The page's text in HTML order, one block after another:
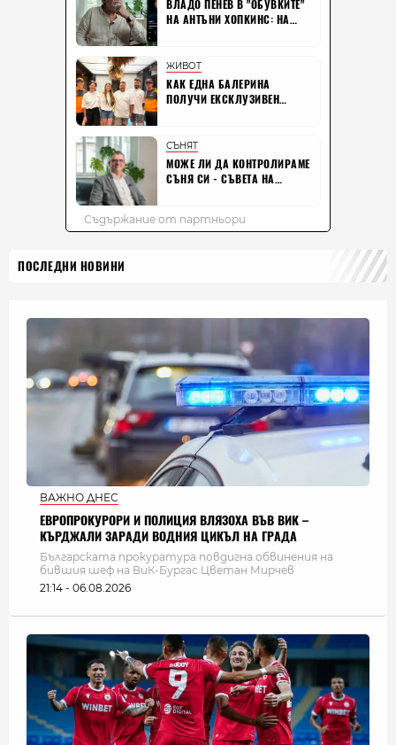
ПОСЛЕДНИ НОВИНИ
ВАЖНО ДНЕС
ЕВРОПРОКУРОРИ И ПОЛИЦИЯ ВЛЯЗОХА ВЪВ ВИК –
КЪРДЖАЛИ ЗАРАДИ ВОДНИЯ ЦИКЪЛ НА ГРАДА
Българската прокуратура повдигна обвинения на
бившия шеф на ВиК-Бургас Цветан Мирчев
21:14 - 06.08.2026